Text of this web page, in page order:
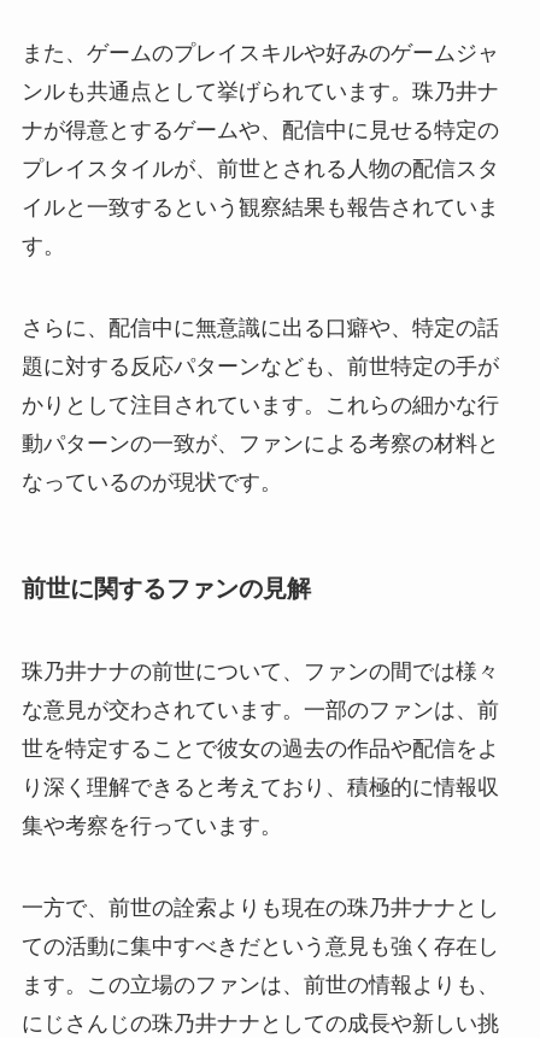
また、ゲームのプレイスキルや好みのゲームジャ
ンルも共通点として挙げられています。珠乃井ナ
ナが得意とするゲームや、配信中に見せる特定の
プレイスタイルが、前世とされる人物の配信スタ
イルと一致するという観察結果も報告されていま
す。
さらに、配信中に無意識に出る口癖や、特定の話
題に対する反応パターンなども、前世特定の手が
かりとして注目されています。これらの細かな行
動パターンの一致が、ファンによる考察の材料と
なっているのが現状です。
前世に関するファンの見解
珠乃井ナナの前世について、ファンの間では様々
な意見が交わされています。一部のファンは、前
世を特定することで彼女の過去の作品や配信をよ
り深く理解できると考えており、積極的に情報収
集や考察を行っています。
一方で、前世の詮索よりも現在の珠乃井ナナとし
ての活動に集中すべきだという意見も強く存在し
ます。この立場のファンは、前世の情報よりも、
にじさんじの珠乃井ナナとしての成長や新しい挑